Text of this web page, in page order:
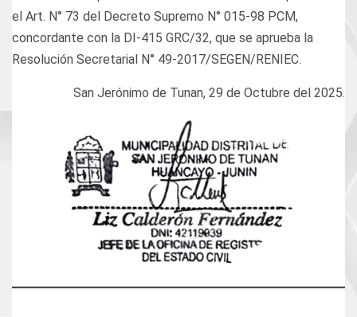
el Art. N° 73 del Decreto Supremo N° 015-98 PCM,
concordante con la DI-415 GRC/32, que se aprueba la
Resolución Secretarial N° 49-2017/SEGEN/RENIEC.
San Jerónimo de Tunan, 29 de Octubre del 2025.